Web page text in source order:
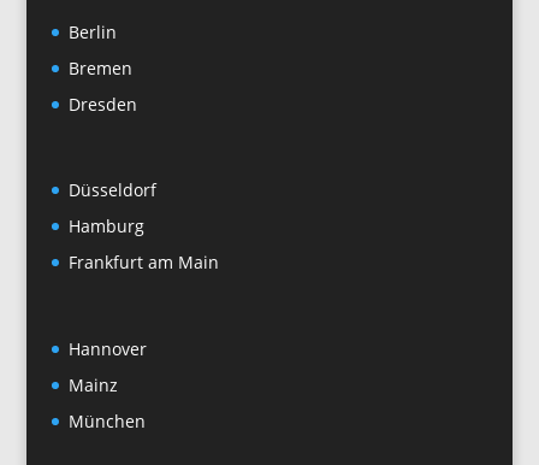
Berlin
Bremen
Dresden
Düsseldorf
Hamburg
Frankfurt am Main
Hannover
Mainz
München